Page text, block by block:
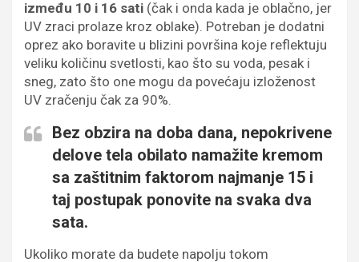
između 10 i 16 sati (čak i onda kada je oblačno, jer
UV zraci prolaze kroz oblake). Potreban je dodatni
oprez ako boravite u blizini površina koje reflektuju
veliku količinu svetlosti, kao što su voda, pesak i
sneg, zato što one mogu da povećaju izloženost
UV zračenju čak za 90%.
Bez obzira na doba dana, nepokrivene
delove tela obilato namažite kremom
sa zaštitnim faktorom najmanje 15 i
taj postupak ponovite na svaka dva
sata.
Ukoliko morate da budete napolju tokom